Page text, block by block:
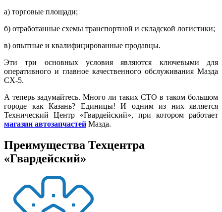
а) торговые площади;
б) отработанные схемы транспортной и складской логистики;
в) опытные и квалифицированные продавцы.
Эти три основных условия являются ключевыми для
оперативного и главное качественного обслуживания Мазда
CX-5.
А теперь задумайтесь. Много ли таких СТО в таком большом
городе как Казань? Единицы! И одним из них является
Технический Центр «Гвардейский», при котором работает
магазин автозапчастей Мазда.
Преимущества Техцентра
«Гвардейский»